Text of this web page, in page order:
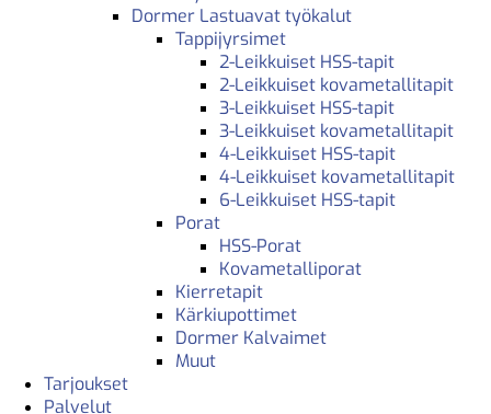
Dormer Lastuavat työkalut
Tappijyrsimet
2-Leikkuiset HSS-tapit
2-Leikkuiset kovametallitapit
3-Leikkuiset HSS-tapit
3-Leikkuiset kovametallitapit
4-Leikkuiset HSS-tapit
4-Leikkuiset kovametallitapit
6-Leikkuiset HSS-tapit
Porat
HSS-Porat
Kovametalliporat
Kierretapit
Kärkiupottimet
Dormer Kalvaimet
Muut
Tarjoukset
Palvelut